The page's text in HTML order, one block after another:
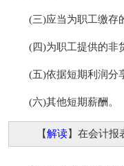
(三)应当为职工缴存的
(四)为职工提供的非货
(五)依据短期利润分享
(六)其他短期薪酬。
【解读】在会计报